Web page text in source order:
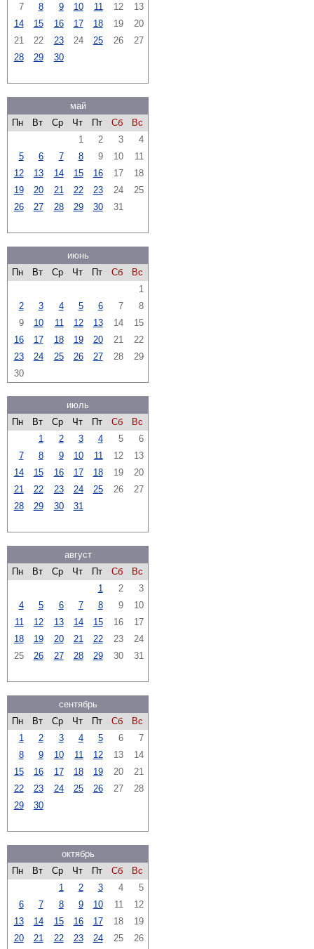
7
8 9 10 11 12
13
14
15 16 17 18 19
20
21
22 23 24 25 26
27
28
29 30
май
Пн
Вт Ср Чт Пт Сб
Вс
1
2 3
4
5
6 7 8 9 10
11
12
13 14 15 16 17
18
19
20 21 22 23 24
25
26
27 28 29 30 31
июнь
Пн
Вт Ср Чт Пт Сб
Вс
1
2
3 4 5 6 7
8
9
10 11 12 13 14
15
16
17 18 19 20 21
22
23
24 25 26 27 28
29
30
июль
Пн
Вт Ср Чт Пт Сб
Вс
1
2 3 4 5
6
7
8 9 10 11 12
13
14
15 16 17 18 19
20
21
22 23 24 25 26
27
28
29 30 31
август
Пн
Вт Ср Чт Пт Сб
Вс
1
2
3
4
5 6 7 8 9
10
11
12 13 14 15 16
17
18
19 20 21 22 23
24
25
26 27 28 29 30 31
сентябрь
Пн
Вт Ср Чт Пт Сб
Вс
1
2 3 4 5 6
7
8
9 10 11 12 13
14
15
16 17 18 19 20
21
22
23 24 25 26 27
28
29
30
октябрь
Пн
Вт Ср Чт Пт Сб
Вс
1
2 3 4
5
6
7 8 9 10 11
12
13
14 15 16 17 18
19
20
21 22 23 24 25 26